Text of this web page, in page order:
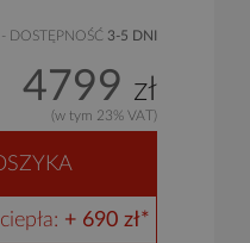
- DOSTĘPNOŚĆ 3-5 DNI
4799 zł
(w tym 23% VAT)
+ 690 zł*